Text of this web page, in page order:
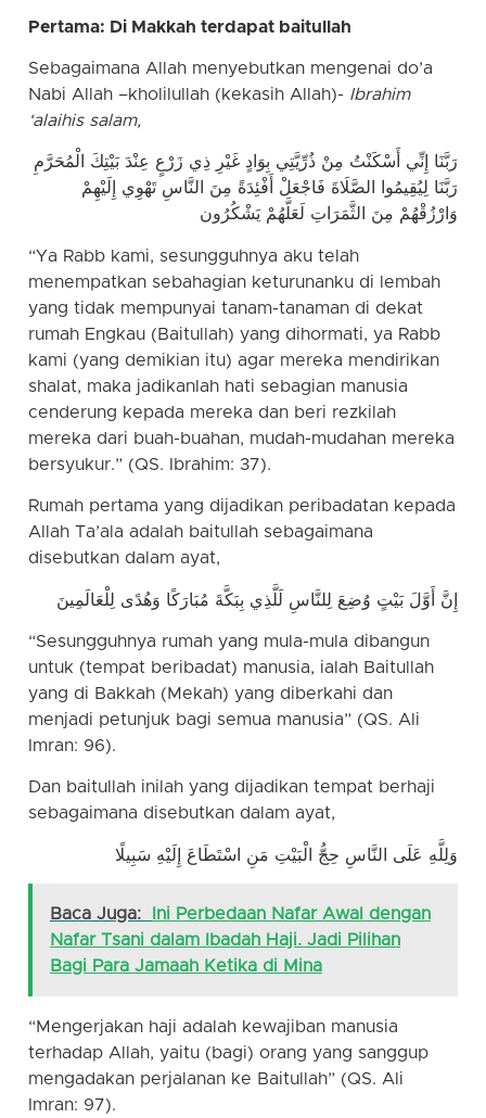
Pertama: Di Makkah terdapat baitullah
Sebagaimana Allah menyebutkan mengenai do’a
Nabi Allah –kholilullah (kekasih Allah)- Ibrahim
‘alaihis salam,
رَبَّنَا إِنِّي أَسْكَنْتُ مِنْ ذُرِّيَّتِي بِوَادٍ غَيْرِ ذِي زَرْعٍ عِنْدَ بَيْتِكَ الْمُحَرَّمِ
رَبَّنَا لِيُقِيمُوا الصَّلَاةَ فَاجْعَلْ أَفْئِدَةً مِنَ النَّاسِ تَهْوِي إِلَيْهِمْ
وَارْزُقْهُمْ مِنَ الثَّمَرَاتِ لَعَلَّهُمْ يَشْكُرُون
“Ya Rabb kami, sesungguhnya aku telah
menempatkan sebahagian keturunanku di lembah
yang tidak mempunyai tanam-tanaman di dekat
rumah Engkau (Baitullah) yang dihormati, ya Rabb
kami (yang demikian itu) agar mereka mendirikan
shalat, maka jadikanlah hati sebagian manusia
cenderung kepada mereka dan beri rezkilah
mereka dari buah-buahan, mudah-mudahan mereka
bersyukur.” (QS. Ibrahim: 37).
Rumah pertama yang dijadikan peribadatan kepada
Allah Ta’ala adalah baitullah sebagaimana
disebutkan dalam ayat,
إِنَّ أَوَّلَ بَيْتٍ وُضِعَ لِلنَّاسِ لَلَّذِي بِبَكَّةَ مُبَارَكًا وَهُدًى لِلْعَالَمِينَ
“Sesungguhnya rumah yang mula-mula dibangun
untuk (tempat beribadat) manusia, ialah Baitullah
yang di Bakkah (Mekah) yang diberkahi dan
menjadi petunjuk bagi semua manusia” (QS. Ali
Imran: 96).
Dan baitullah inilah yang dijadikan tempat berhaji
sebagaimana disebutkan dalam ayat,
وَلِلَّهِ عَلَى النَّاسِ حِجُّ الْبَيْتِ مَنِ اسْتَطَاعَ إِلَيْهِ سَبِيلًا
Baca Juga:
Ini Perbedaan Nafar Awal dengan
Nafar Tsani dalam Ibadah Haji. Jadi Pilihan
Bagi Para Jamaah Ketika di Mina
“Mengerjakan haji adalah kewajiban manusia
terhadap Allah, yaitu (bagi) orang yang sanggup
mengadakan perjalanan ke Baitullah” (QS. Ali
Imran: 97).